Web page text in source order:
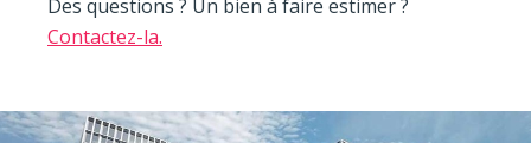
Des questions ? Un bien à faire estimer ?
Contactez-la.